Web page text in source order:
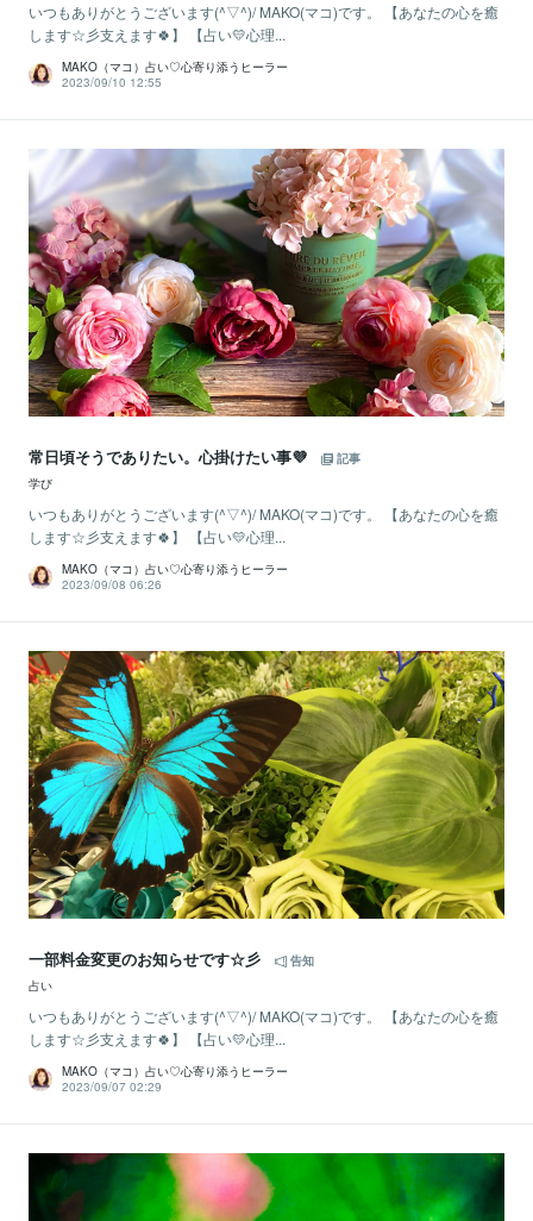
いつもありがとうございます(^▽^)/ MAKO(マコ)です。 【あなたの心を癒
します☆彡支えます🍀】 【占い💛心理...
MAKO（マコ）占い♡心寄り添うヒーラー
2023/09/10 12:55
常日頃そうでありたい。心掛けたい事💜
記事
学び
いつもありがとうございます(^▽^)/ MAKO(マコ)です。 【あなたの心を癒
します☆彡支えます🍀】 【占い💛心理...
MAKO（マコ）占い♡心寄り添うヒーラー
2023/09/08 06:26
一部料金変更のお知らせです☆彡
告知
占い
いつもありがとうございます(^▽^)/ MAKO(マコ)です。 【あなたの心を癒
します☆彡支えます🍀】 【占い💛心理...
MAKO（マコ）占い♡心寄り添うヒーラー
2023/09/07 02:29